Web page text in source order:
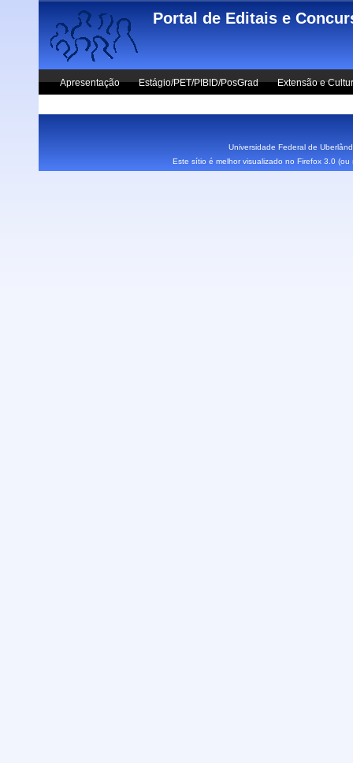
Skip to main content
Portal de Editais e
Apresentação Estágio/PET/PIBID/PosGrad Extensão e
Universidade Federal de
Este sítio é melhor visualizado no Firefox 3.0